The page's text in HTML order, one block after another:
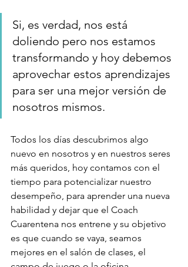
Si, es verdad, nos está
doliendo pero nos estamos
transformando y hoy debemos
aprovechar estos aprendizajes
para ser una mejor versión de
nosotros mismos.
Todos los días descubrimos algo
nuevo en nosotros y en nuestros seres
más queridos, hoy contamos con el
tiempo para potencializar nuestro
desempeño, para aprender una nueva
habilidad y dejar que el Coach
Cuarentena nos entrene y su objetivo
es que cuando se vaya, seamos
mejores en el salón de clases, el